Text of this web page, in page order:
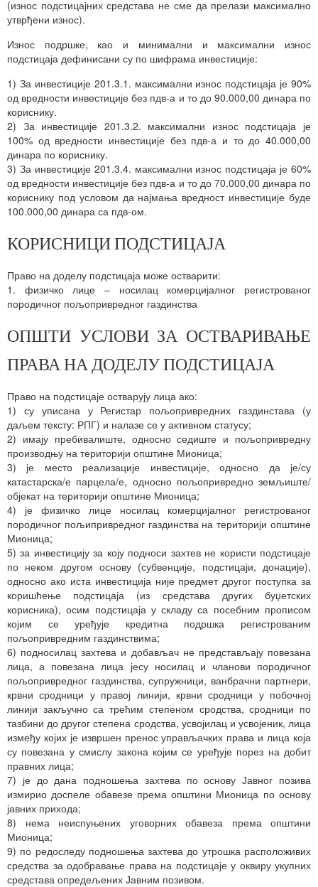
(износ подстицајних средстава не сме да прелази максимално
утврђени износ).
Износ подршке, као и минимални и максимални износ
подстицаја дефинисани су по шифрама инвестиције:
1) За инвестиције 201.3.1. максимални износ подстицаја је 90%
од вредности инвестиције без пдв-а и то до 90.000,00 динара по
кориснику.
2) За инвестиције 201.3.2. максимални износ подстицаја је
100% од вредности инвестиције без пдв-а и то до 40.000,00
динара по кориснику.
3) За инвестиције 201.3.4. максимални износ подстицаја је 60%
од вредности инвестиције без пдв-а и то до 70.000,00 динара по
кориснику под условом да најмања вредност инвестиције буде
100.000,00 динара са пдв-ом.
КОРИСНИЦИ ПОДСТИЦАЈА
Право на доделу подстицаја може остварити:
1. физичко лице – носилац комерцијалног регистрованог
породичног пољопривредног газдинства
ОПШТИ УСЛОВИ ЗА ОСТВАРИВАЊЕ
ПРАВА НА ДОДЕЛУ ПОДСТИЦАЈА
Право на подстицаје остварују лица ако:
1) су уписана у Регистар пољопривредних газдинстава (у
даљем тексту: РПГ) и налазе се у активном статусу;
2) имају пребивалиште, односно седиште и пољопривредну
производњу на територији општине Мионица;
3) је место реализације инвестиције, односно да је/су
катастарска/е парцела/е, односно пољопривредно земљиште/
објекат на територији општине Мионица;
4) је физичко лице носилац комерцијалног регистрованог
породичног пољипривредног газдинства на територији општине
Мионица;
5) за инвестицију за коју подноси захтев не користи подстицаје
по неком другом основу (субвенције, подстицаји, донације),
односно ако иста инвестиција није предмет другог поступка за
коришћење подстицаја (из средстава других буџетских
корисника), осим подстицаја у складу са посебним прописом
којим се уређује кредитна подршка регистрованим
пољопривредним газдинствима;
6) подносилац захтева и добављач не представљају повезана
лица, а повезана лица јесу носилац и чланови породичног
пољопривредног газдинства, супружници, ванбрачни партнери,
крвни сродници у правој линији, крвни сродници у побочној
линији закључно са трећим степеном сродства, сродници по
тазбини до другог степена сродства, усвојилац и усвојеник, лица
између којих је извршен пренос управљачких права и лица која
су повезана у смислу закона којим се уређује порез на добит
правних лица;
7) је до дана подношења захтева по основу Јавног позива
измирио доспеле обавезе према општини Мионица по основу
јавних прихода;
8) нема неиспуњених уговорних обавеза према општини
Мионица;
9) по редоследу подношења захтева до утрошка расположивих
средства за одобравање права на подстицаје у оквиру укупних
средстава опредељених Јавним позивом.